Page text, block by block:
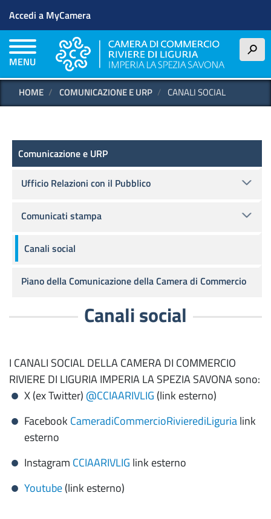
contenuto
principale
Menu profilo utente
Accedi a MyCamera
MENU
h
HOME COMUNICAZIONE E URP CANALI SOCIAL
Canali social
I CANALI SOCIAL DELLA CAMERA DI COMMERCIO
RIVIERE DI LIGURIA IMPERIA LA SPEZIA SAVONA sono:
X (ex Twitter) @CCIAARIVLIG (link esterno)
Facebook CameradiCommercioRivierediLigurialink
esterno
Instagram CCIAARIVLIG link esterno
Youtube(link esterno)
Comunicazione e URP
Comunicazione e URP
Ufficio Relazioni con il Pubblico
Comunicati stampa
Canali social
Piano della Comunicazione della Camera di Commercio